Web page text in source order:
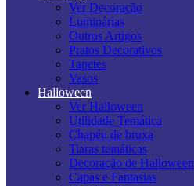
Ver Decoração
Luminárias
Outros Artigos
Pratos Decorativos
Tapetes
Vasos
Halloween
Ver Halloween
Utilidade Temática
Chapéu de bruxa
Tiaras temáticas
Decoração de Halloween
Capas e Fantasias